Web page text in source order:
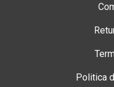
Politica